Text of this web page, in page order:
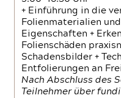
+ Einführung in die
Folienmaterialien
Eigenschaften +
Folienschäden
Schadensbilder +
Entfolierungen an
Nach Abschluss des
Teilnehmer über